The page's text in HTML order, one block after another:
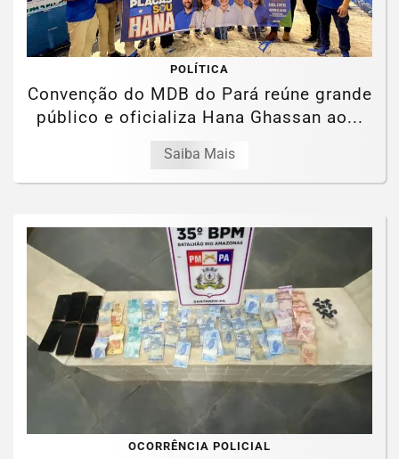
POLÍTICA
Convenção do MDB do Pará reúne grande
público e oficializa Hana Ghassan ao...
Saiba Mais
OCORRÊNCIA POLICIAL